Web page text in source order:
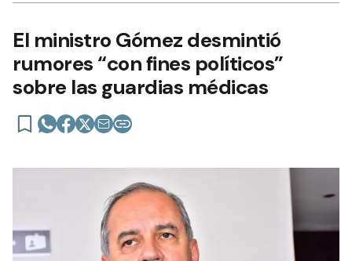
El ministro Gómez desmintió
rumores “con fines políticos”
sobre las guardias médicas